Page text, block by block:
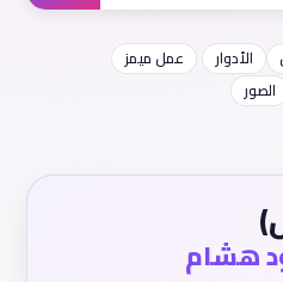
الأدوار
عمل ميمز
الصور
هشام